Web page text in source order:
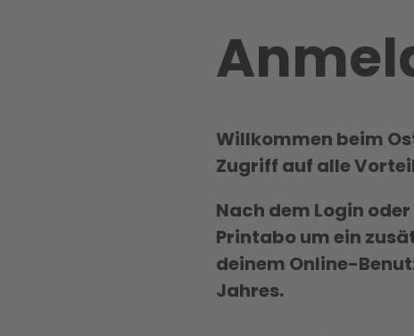
Willkommen beim
Zugriff auf alle
Nach dem Login
Printabo um ein
deinem Online-
Jahres.